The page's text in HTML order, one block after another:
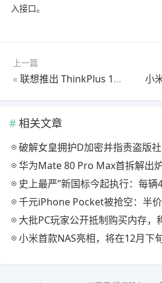
入接口。
上一篇
«联想推出 ThinkPlus 100W GaN 充电器，配备三个端口和双 100W USB-C 输出。
相关文章
破解女皇拥护D加密并指责盗版
华为Mate 80 Pro Max首拆解出炉：后壳整块铝
史上最严”新国标今起执行：每辆4000元上下！旧国标电动自行
千元iPhone Pocket被抢空：半
大批PC玩家公开抵制购买内存，称都是
小米首款NAS亮相，将在12月下